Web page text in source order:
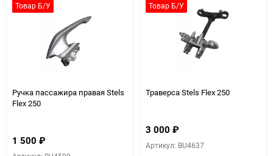
Товар Б/У
Ручка пассажира правая Stels
Flex 250
1 500 ₽
Товар Б/У
Траверса Stels Flex 250
3 000 ₽
Артикул: BU4637